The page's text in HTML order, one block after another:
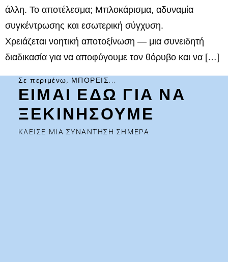
άλλη. Το αποτέλεσμα; Μπλοκάρισμα, αδυναμία
συγκέντρωσης και εσωτερική σύγχυση.
Χρειάζεται νοητική αποτοξίνωση — μια συνειδητή
διαδικασία για να αποφύγουμε τον θόρυβο και να […]
Σε περιμένω, ΜΠΟΡΕΙΣ...
ΕΙΜΑΙ ΕΔΩ ΓΙΑ ΝΑ
ΞΕΚΙΝΗΣΟΥΜΕ
ΚΛΕΙΣΕ ΜΙΑ ΣΥΝΑΝΤΗΣΗ ΣΗΜΕΡΑ